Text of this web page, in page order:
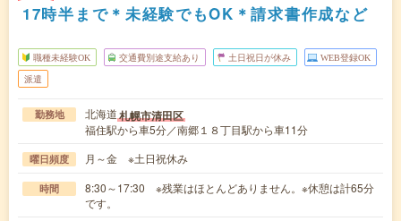
17時半まで＊未経験でもOK＊請求書作成など
職種未経験OK 交通費別途支給あり 土日祝日が休み WEB登録OK
派遣
勤務地 北海道札幌市清田区
福住駅から車5分／南郷１８丁目駅から車11分
曜日頻度 月～金 ※土日祝休み
時間
8:30～17:30 ※残業はほとんどありません。※休憩は計65分
です。